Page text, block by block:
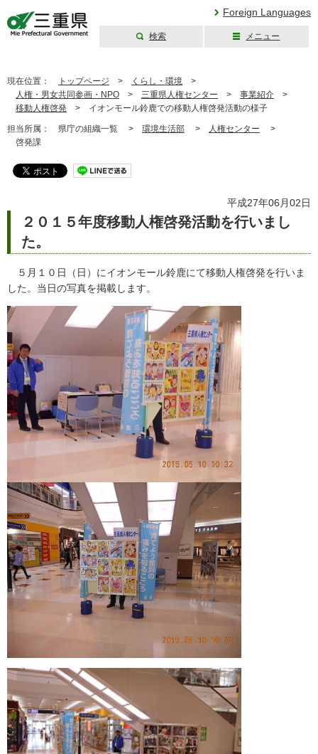
Foreign Languages
検索 メニュー
現在位置： トップページ > くらし・環境 >
人権・男女共同参画・NPO > 三重県人権センター > 事業紹介 >
移動人権啓発 > イオンモール鈴鹿での移動人権啓発活動の様子
担当所属： 県庁の組織一覧 > 環境生活部 > 人権センター >
啓発課
平成27年06月02日
２０１５年度移動人権啓発活動を行いまし
た。
５月１０日（日）にイオンモール鈴鹿にて移動人権啓発を行いま
した。当日の写真を掲載します。